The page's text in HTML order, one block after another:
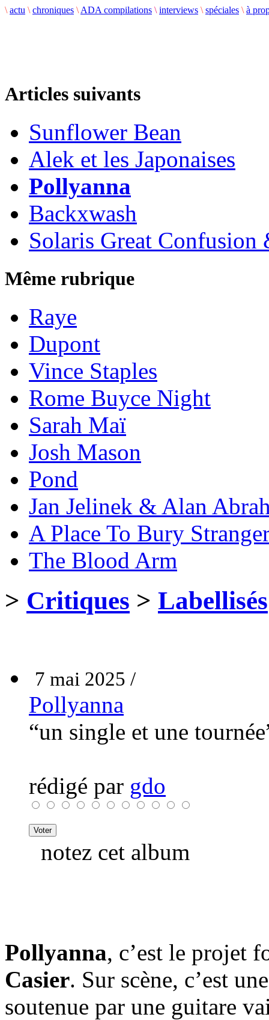
\ actu \ chroniques \ ADA compilations \ interviews \ spéciales \ à
Articles suivants
Sunflower Bean
Alek et les Japonaises
Pollyanna
Backxwash
Solaris Great
Même rubrique
Raye
Dupont
Vince Staples
Rome Buyce Night
Sarah Maï
Josh Mason
Pond
Jan Jelinek & Alan
A Place To Bury
The Blood Arm
> Critiques > Labellisés
7 mai 2025 /
Pollyanna
“un single et une
rédigé par gdo
notez cet album
Pollyanna, c’est le projet
Casier. Sur scène, c’est
soutenue par une guitare